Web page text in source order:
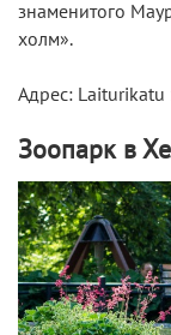
знаменитого
холм».
Адрес: Laiturikatu
Зоопарк в